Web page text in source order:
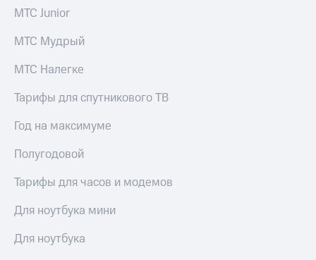
МТС Junior
МТС Мудрый
МТС Налегке
Тарифы для спутникового ТВ
Год на максимуме
Полугодовой
Тарифы для часов и модемов
Для ноутбука мини
Для ноутбука